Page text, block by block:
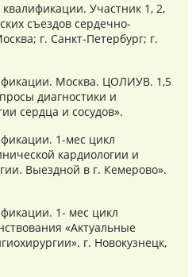
Участник 1, 2,
съездов сердечно-
г. Санкт-Петербург; г.
Москва. ЦОЛИУВ. 1,5
диагностики и
сердца и сосудов».
1-мес цикл
кардиологии и
Выездной в г. Кемерово».
1- мес цикл
«Актуальные
г. Новокузнецк,